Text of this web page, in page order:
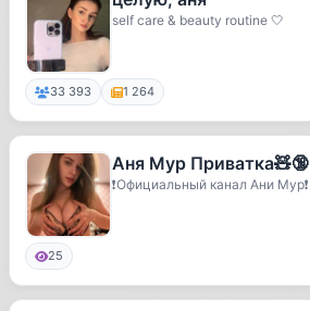
self care & beauty routine 🤍
33 393 1 264
Аня Мур Приватка🧸🔞
❗️Официальный канал Ани Мур❗️
25